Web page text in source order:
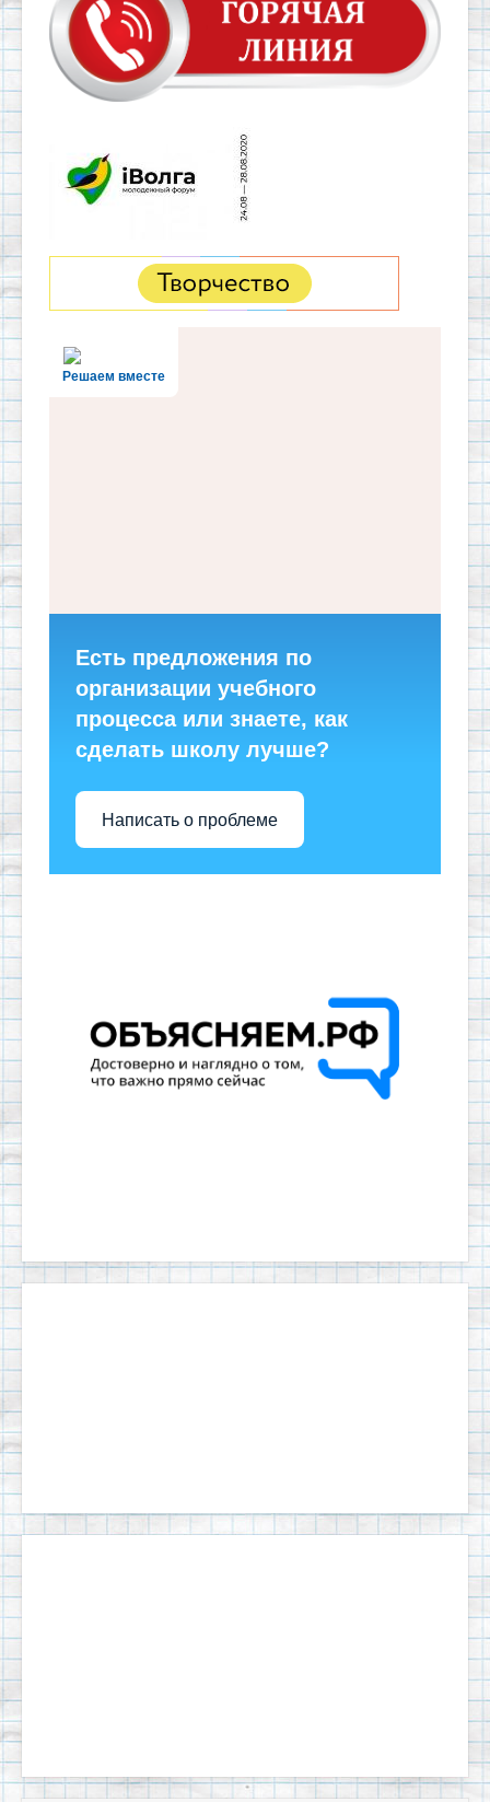
Решаем вместе
Есть предложения по
организации учебного
процесса или знаете, как
сделать школу лучше?
Написать о проблеме